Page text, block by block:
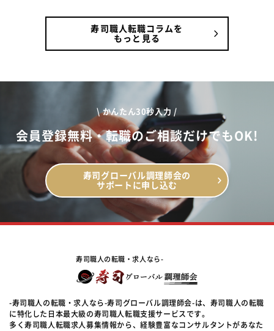
寿司職人転職コラムを
もっと見る
\ かんたん30秒入力 /
会員登録無料・転職のご相談だけでもOK!
寿司グローバル調理師会の
サポートに申し込む
寿司職人の転職・求人なら-
-寿司職人の転職・求人なら-寿司グローバル調理師会-は、寿司職人の転職
に特化した日本最大級の寿司職人転職支援サービスです。
多く寿司職人転職求人募集情報から、経験豊富なコンサルタントがあなた